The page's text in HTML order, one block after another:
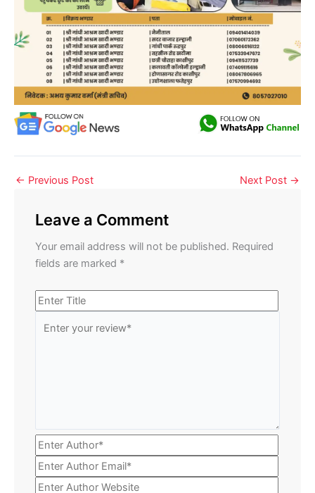
← Previous Post Next Post →
Leave a Comment
Your email address will not be published. Required
fields are marked *